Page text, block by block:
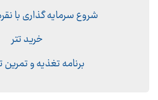
شروع سرمایه گذاری با
خرید تتر
برنامه تغذیه و